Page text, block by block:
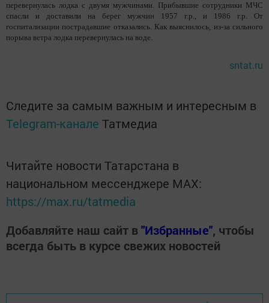
перевернулась лодка с двумя мужчинами. Прибывшие сотрудники МЧС
спасли и доставили на берег мужчин 1957 г.р., и 1986 г.р. От
госпитализации пострадавшие отказались. Как выяснилось, из-за сильного
порыва ветра лодка перевернулась на воде.
sntat.ru
Следите за самым важным и интересным в
Telegram-канале Татмедиа
Читайте новости Татарстана в
национальном мессенджере MАХ:
https://max.ru/tatmedia
Добавляйте наш сайт в"Избранные", чтобы
всегда быть в курсе свежих новостей